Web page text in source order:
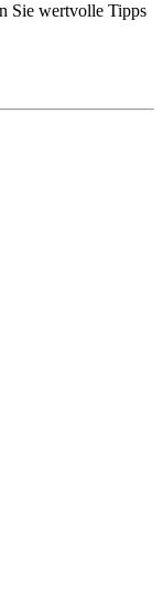
Sie wertvolle Tipps